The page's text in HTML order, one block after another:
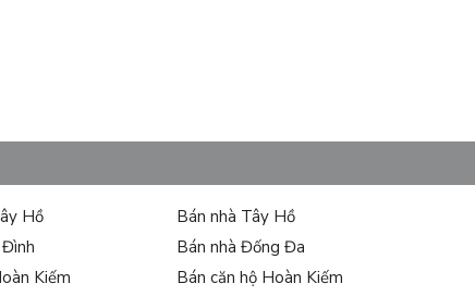
Hồ
Bán nhà Tây Hồ
Bán nhà Đống Đa
Kiếm
Bán căn hộ Hoàn Kiếm